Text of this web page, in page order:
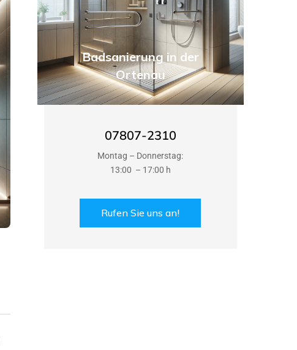
Badsanierung in der
Ortenau
07807-2310
Montag – Donnerstag:
13:00 – 17:00 h
Rufen Sie uns an!